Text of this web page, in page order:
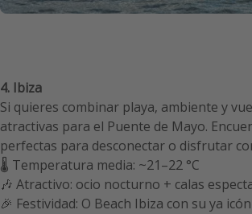
4. Ibiza
Si quieres combinar playa, ambiente y
atractivas para el Puente de Mayo.
perfectas para desconectar o disfrutar
🌡️ Temperatura media: ~21–22 °C
🎶 Atractivo: ocio nocturno + calas
🎉 Festividad: O Beach Ibiza con su ya